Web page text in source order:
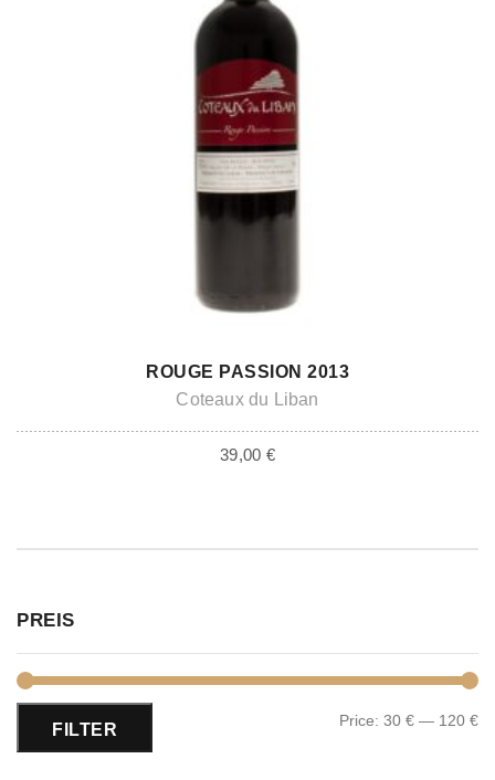
ADD TO CART
ROUGE PASSION 2013
Coteaux du Liban
39,00 €
PREIS
FILTER Price: 30 € — 120 €